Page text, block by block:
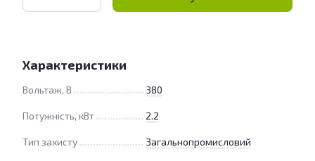
Характеристики
Вольтаж, В 380
Потужність, кВт 2.2
Тип захисту Загальнопромисловий